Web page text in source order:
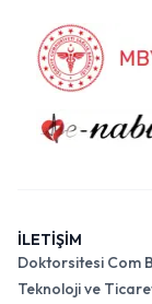
İLETİŞİM
Doktorsitesi Com
Teknoloji ve